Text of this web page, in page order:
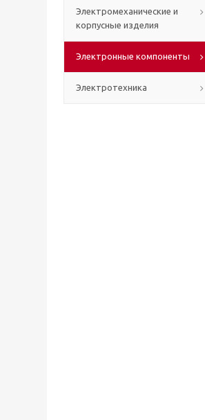
Электромеханические и
корпусные изделия
Электронные компоненты
Электротехника